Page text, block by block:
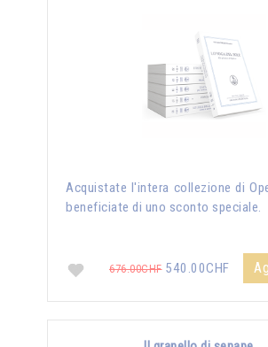
Acquistate l'intera collezione di
beneficiate di uno sconto speciale.
676.00CHF540.00CHF